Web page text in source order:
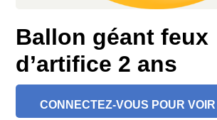
Ballon géant feux
d’artifice 2 ans
CONNECTEZ-VOUS POUR